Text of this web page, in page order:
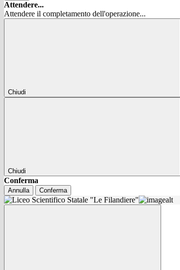
Attendere...
Attendere il completamento dell'operazione...
Chiudi
Chiudi
Conferma
Annulla Conferma